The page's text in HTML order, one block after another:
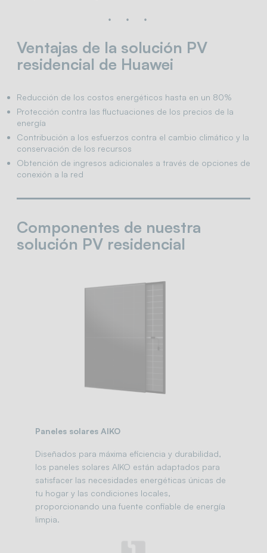
Ventajas de la solución PV
residencial de Huawei
Reducción de los costos energéticos hasta en un 80%
Protección contra las fluctuaciones de los precios de la
energía
Contribución a los esfuerzos contra el cambio climático y la
conservación de los recursos
Obtención de ingresos adicionales a través de opciones de
conexión a la red
Componentes de nuestra
solución PV residencial
Paneles solares AIKO
Diseñados para máxima eficiencia y durabilidad,
los paneles solares AIKO están adaptados para
satisfacer las necesidades energéticas únicas de
tu hogar y las condiciones locales,
proporcionando una fuente confiable de energía
limpia.